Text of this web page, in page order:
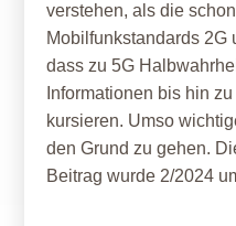
verstehen, als die
Mobilfunkstandards 2G
dass zu 5G
Informationen bis hin
kursieren. Umso
den Grund zu gehen.
Beitrag wurde 2/2024